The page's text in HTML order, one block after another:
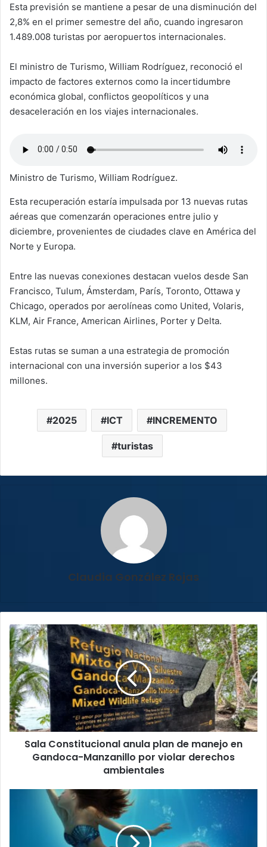
Esta previsión se mantiene a pesar de una disminución del
2,8% en el primer semestre del año, cuando ingresaron
1.489.008 turistas por aeropuertos internacionales.
El ministro de Turismo, William Rodríguez, reconoció el
impacto de factores externos como la incertidumbre
económica global, conflictos geopolíticos y una
desaceleración en los viajes internacionales.
Ministro de Turismo, William Rodríguez.
Esta recuperación estaría impulsada por 13 nuevas rutas
aéreas que comenzarán operaciones entre julio y
diciembre, provenientes de ciudades clave en América del
Norte y Europa.
Entre las nuevas conexiones destacan vuelos desde San
Francisco, Tulum, Ámsterdam, París, Toronto, Ottawa y
Chicago, operados por aerolíneas como United, Volaris,
KLM, Air France, American Airlines, Porter y Delta.
Estas rutas se suman a una estrategia de promoción
internacional con una inversión superior a los $43
millones.
2025 ICT INCREMENTO
turistas
Claudia González Rojas
Sala
Constitucional
anula
plan
de
manejo
en
Gandoca-
Manzanillo
Sala Constitucional anula plan de manejo en
Gandoca-Manzanillo por violar derechos
ambientales